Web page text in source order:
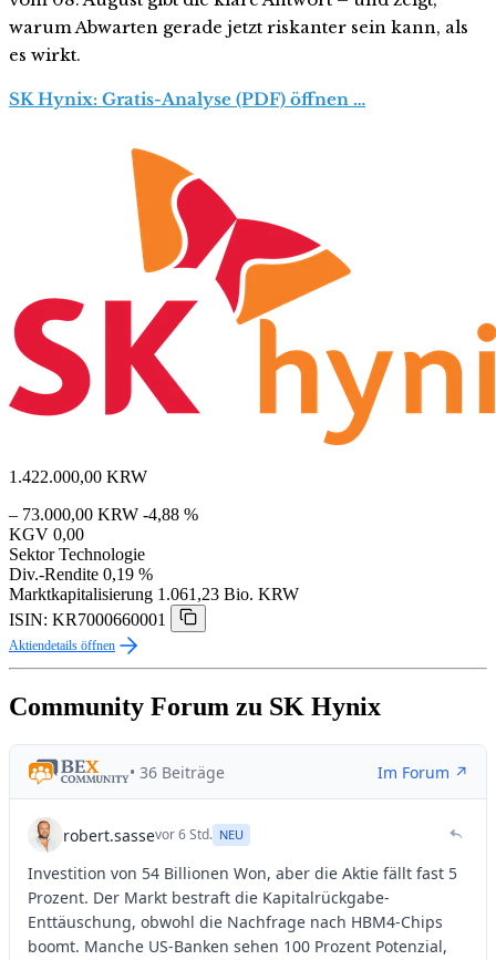
warum Abwarten gerade jetzt riskanter sein kann, als
es wirkt.
SK Hynix: Gratis-Analyse (PDF) öffnen …
1.422.000,00 KRW
– 73.000,00 KRW -4,88 %
KGV 0,00
Sektor Technologie
Div.-Rendite 0,19 %
Marktkapitalisierung 1.061,23 Bio. KRW
ISIN: KR7000660001
Aktiendetails öffnen
Community Forum zu SK Hynix